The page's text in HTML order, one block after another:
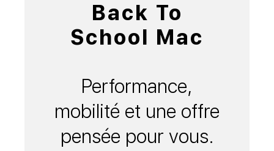
Back To
School Mac
Performance,
mobilité et une offre
pensée pour vous.